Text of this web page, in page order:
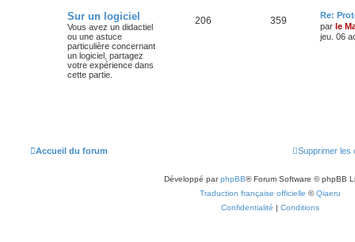
Sur un logiciel
Vous avez un didactiel
ou une astuce
particulière concernant
un logiciel, partagez
votre expérience dans
cette partie.
206 359
Re:
par le
jeu. 06
Accueil du forum Supprimer les
Développé parphpBB® Forum Software © phpBB
Traduction française officielle ©Qiaeru
Confidentialité | Conditions